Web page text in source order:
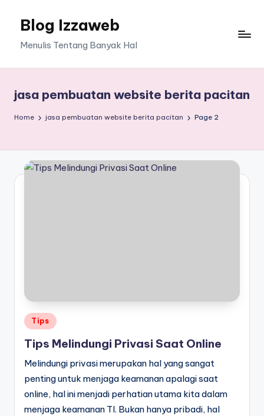
Blog Izzaweb
Menulis Tentang Banyak Hal
jasa pembuatan website berita pacitan
Home jasa pembuatan website berita pacitan Page 2
Posted
in
Tips
Tips Melindungi Privasi Saat Online
Melindungi privasi merupakan hal yang sangat
penting untuk menjaga keamanan apalagi saat
online, hal ini menjadi perhatian utama kita dalam
menjaga keamanan TI. Bukan hanya pribadi, hal